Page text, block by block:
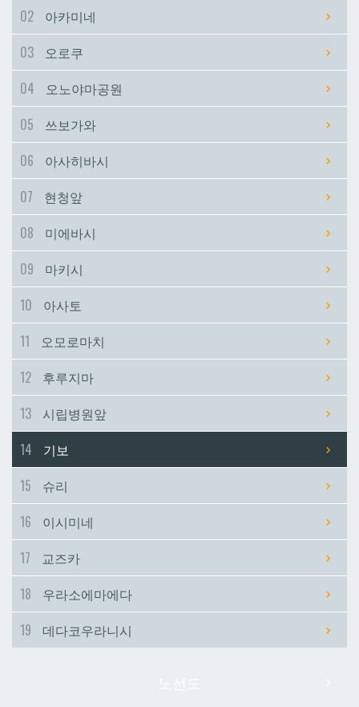
아사토
시립병원앞
이시미네
데다코우라니시
아사토
시립병원앞
이시미네
데다코우라니시
02
아카미네
03
오로쿠
04
오노야마공원
05
쓰보가와
06
아사히바시
07
현청앞
08
미에바시
09
마키시
10
아사토
11
오모로마치
12
후루지마
13
시립병원앞
14
기보
15
슈리
16
이시미네
17
교즈카
18
우라소에마에다
19
데다코우라니시